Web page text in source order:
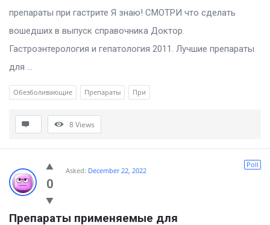
препараты при гастрите Я знаю! СМОТРИ что сделать
вошедших в выпуск справочника Доктор.
Гастроэнтерология и гепатология 2011. Лучшие препараты
для ...
Обезболивающие Препараты При
8Views
0
Poll
Asked: December 22, 2022
Препараты применяемые для